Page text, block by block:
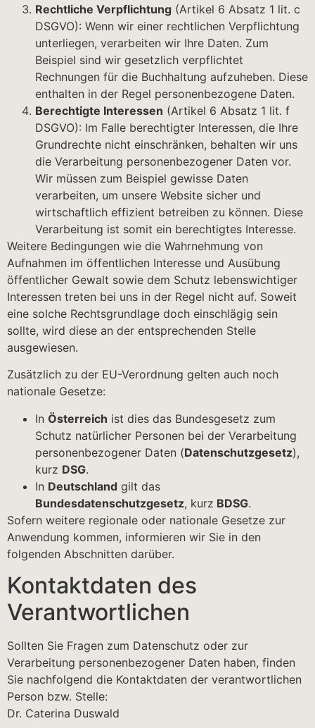
Rechtliche Verpflichtung (Artikel 6 Absatz 1 lit. c
DSGVO): Wenn wir einer rechtlichen Verpflichtung
unterliegen, verarbeiten wir Ihre Daten. Zum
Beispiel sind wir gesetzlich verpflichtet
Rechnungen für die Buchhaltung aufzuheben. Diese
enthalten in der Regel personenbezogene Daten.
Berechtigte Interessen (Artikel 6 Absatz 1 lit. f
DSGVO): Im Falle berechtigter Interessen, die Ihre
Grundrechte nicht einschränken, behalten wir uns
die Verarbeitung personenbezogener Daten vor.
Wir müssen zum Beispiel gewisse Daten
verarbeiten, um unsere Website sicher und
wirtschaftlich effizient betreiben zu können. Diese
Verarbeitung ist somit ein berechtigtes Interesse.
Weitere Bedingungen wie die Wahrnehmung von
Aufnahmen im öffentlichen Interesse und Ausübung
öffentlicher Gewalt sowie dem Schutz lebenswichtiger
Interessen treten bei uns in der Regel nicht auf. Soweit
eine solche Rechtsgrundlage doch einschlägig sein
sollte, wird diese an der entsprechenden Stelle
ausgewiesen.
Zusätzlich zu der EU-Verordnung gelten auch noch
nationale Gesetze:
In Österreich ist dies das Bundesgesetz zum
Schutz natürlicher Personen bei der Verarbeitung
personenbezogener Daten (Datenschutzgesetz),
kurz DSG.
In Deutschland gilt das
Bundesdatenschutzgesetz, kurz BDSG.
Sofern weitere regionale oder nationale Gesetze zur
Anwendung kommen, informieren wir Sie in den
folgenden Abschnitten darüber.
Kontaktdaten des
Verantwortlichen
Sollten Sie Fragen zum Datenschutz oder zur
Verarbeitung personenbezogener Daten haben, finden
Sie nachfolgend die Kontaktdaten der verantwortlichen
Person bzw. Stelle:
Dr. Caterina Duswald